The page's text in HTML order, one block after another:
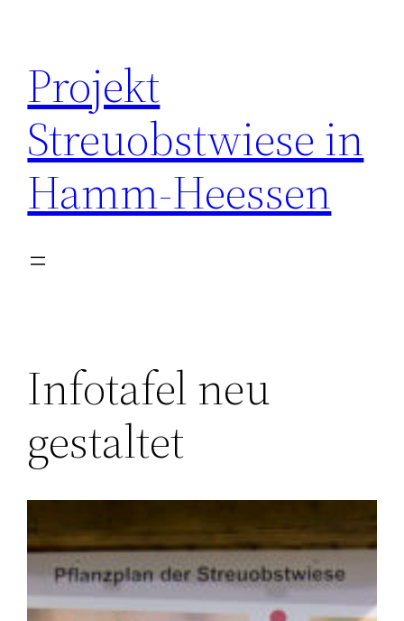
springen
Projekt
Streuobstwiese in
Hamm-Heessen
Infotafel neu
gestaltet